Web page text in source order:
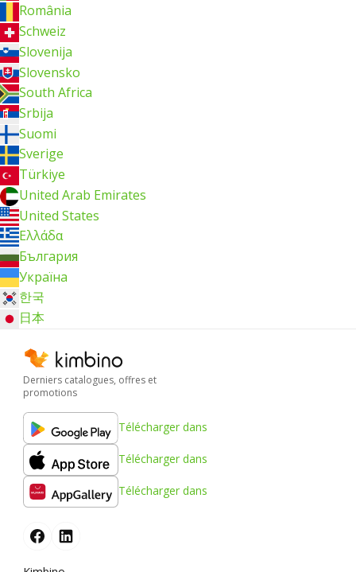
România
Schweiz
Slovenija
Slovensko
South Africa
Srbija
Suomi
Sverige
Türkiye
United Arab Emirates
United States
Ελλάδα
България
Україна
한국
日本
Derniers catalogues, offres et
promotions
Télécharger dans
Télécharger dans
Télécharger dans